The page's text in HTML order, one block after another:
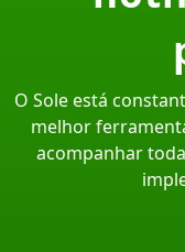
O Sole está
melhor
acompanhar